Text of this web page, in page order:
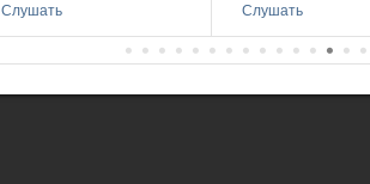
Слушать
Слушать